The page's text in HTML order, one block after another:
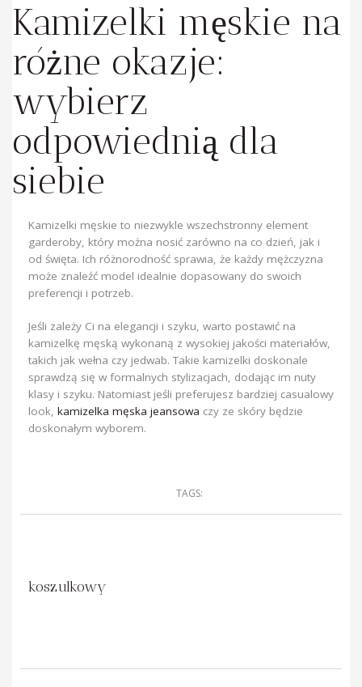
Kamizelki męskie na
różne okazje:
wybierz
odpowiednią dla
siebie
Kamizelki męskie to niezwykle wszechstronny element
garderoby, który można nosić zarówno na co dzień, jak i
od święta. Ich różnorodność sprawia, że każdy mężczyzna
może znaleźć model idealnie dopasowany do swoich
preferencji i potrzeb.
Jeśli zależy Ci na elegancji i szyku, warto postawić na
kamizelkę męską wykonaną z wysokiej jakości materiałów,
takich jak wełna czy jedwab. Takie kamizelki doskonale
sprawdzą się w formalnych stylizacjach, dodając im nuty
klasy i szyku. Natomiast jeśli preferujesz bardziej casualowy
look, kamizelka męska jeansowa czy ze skóry będzie
doskonałym wyborem.
TAGS:
koszulkowy